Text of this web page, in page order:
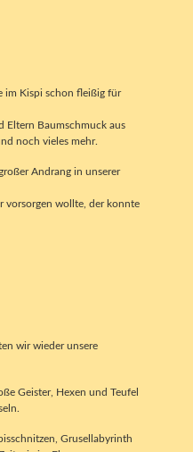
im Kispi schon fleißig für
Eltern Baumschmuck aus
noch vieles mehr.
Andrang in unserer
vorsorgen wollte, der konnte
wir wieder unsere
Geister, Hexen und Teufel
Grusellabyrinth